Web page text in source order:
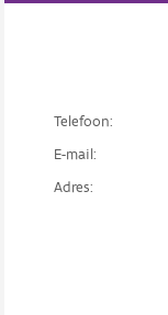
Telefoon:
E-mail:
Adres: